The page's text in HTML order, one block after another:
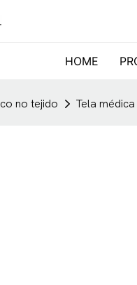
HOME
no tejido Tela